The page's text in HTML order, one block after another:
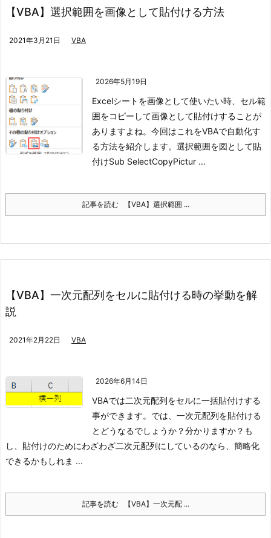
【VBA】選択範囲を画像として貼付ける方法
2021年3月21日 VBA
2026年5月19日
Excelシートを画像として使いたい時、セル範
囲をコピーして画像として貼付けすることが
ありますよね。 今回はこれをVBAで自動化す
る方法を紹介します。 選択範囲を図として貼
付けSub SelectCopyPictur ...
記事を読む 【VBA】選択範囲 ...
【VBA】一次元配列をセルに貼付ける時の挙動を解
説
2021年2月22日 VBA
2026年6月14日
VBAでは二次元配列をセルに一括貼付けする
事ができます。 では、一次元配列を貼付ける
とどうなるでしょうか？分かりますか？ も
し、貼付けのためにわざわざ二次元配列にしているのなら、簡略化
できるかもしれま ...
記事を読む 【VBA】一次元配 ...